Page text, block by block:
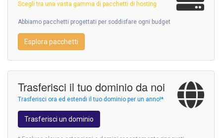
Scegli tra una vasta gamma di pacchetti di hosting
Abbiamo pacchetti progettati per soddisfare ogni budget
Esplora pacchetti
Trasferisci il tuo dominio da noi
Trasferisci ora ed estendi il tuo dominio per un anno!*
Trasferisci un dominio